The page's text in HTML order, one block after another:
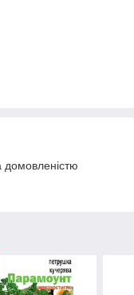
домовленістю